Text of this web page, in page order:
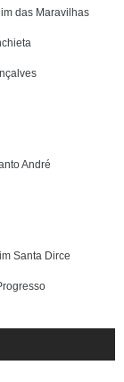
das Maravilhas
André
Santa Dirce